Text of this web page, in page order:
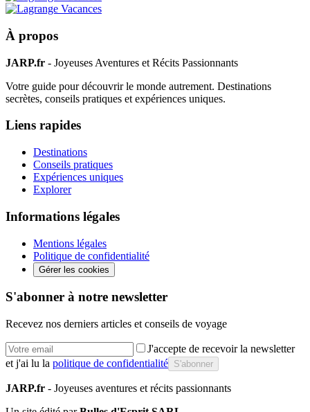
À propos
JARP.fr - Joyeuses Aventures et Récits Passionnants
Votre guide pour découvrir le monde autrement. Destinations
secrètes, conseils pratiques et expériences uniques.
Liens rapides
Destinations
Conseils pratiques
Expériences uniques
Explorer
Informations légales
Mentions légales
Politique de confidentialité
Gérer les cookies
S'abonner à notre newsletter
Recevez nos derniers articles et conseils de voyage
J'accepte de recevoir la newsletter
et j'ai lu la politique de confidentialité S'abonner
JARP.fr - Joyeuses aventures et récits passionnants